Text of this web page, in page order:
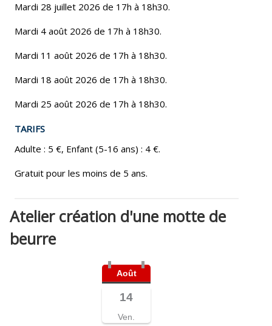
Mardi 28 juillet 2026 de 17h à 18h30.
Mardi 4 août 2026 de 17h à 18h30.
Mardi 11 août 2026 de 17h à 18h30.
Mardi 18 août 2026 de 17h à 18h30.
Mardi 25 août 2026 de 17h à 18h30.
TARIFS
Adulte : 5 €, Enfant (5-16 ans) : 4 €.
Gratuit pour les moins de 5 ans.
Atelier création d'une motte de
beurre
Août
14
Ven.